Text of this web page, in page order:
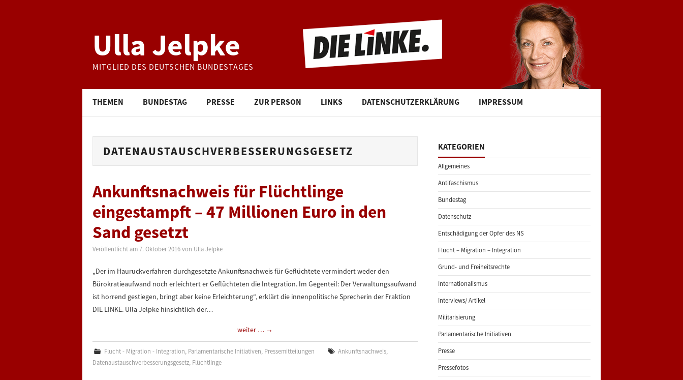
Ulla Jelpke
MITGLIED DES DEUTSCHEN BUNDESTAGES
THEMEN BUNDESTAG PRESSE ZUR PERSON LINKS DATENSCHUTZERKLÄRUNG IMPRESSUM
DATENAUSTAUSCHVERBESSERUNGSGESETZ
Ankunftsnachweis für Flüchtlinge
eingestampft – 47 Millionen Euro in den
Sand gesetzt
Veröffentlicht am 7. Oktober 2016 von Ulla Jelpke
„Der im Hauruckverfahren durchgesetzte Ankunftsnachweis für Geflüchtete vermindert weder den
Bürokratieaufwand noch erleichtert er Geflüchteten die Integration. Im Gegenteil: Der Verwaltungsaufwand
ist horrend gestiegen, bringt aber keine Erleichterung“, erklärt die innenpolitische Sprecherin der Fraktion
DIE LINKE. Ulla Jelpke hinsichtlich der…
weiter … →
Flucht - Migration - Integration, Parlamentarische Initiativen, Pressemitteilungen Ankunftsnachweis,
Datenaustauschverbesserungsgesetz, Flüchtlinge
KATEGORIEN
Allgemeines
Antifaschismus
Bundestag
Datenschutz
Entschädigung der Opfer des NS
Flucht – Migration – Integration
Grund- und Freiheitsrechte
Internationalismus
Interviews/ Artikel
Militarisierung
Parlamentarische Initiativen
Presse
Pressefotos